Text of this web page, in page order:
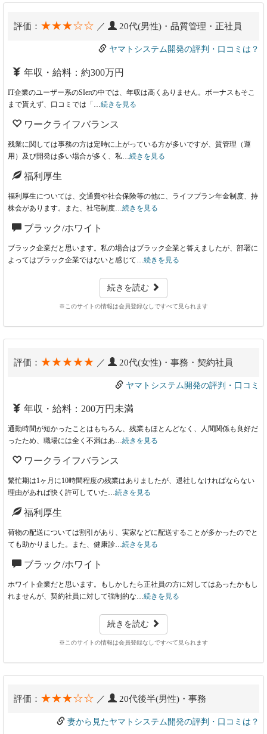
評価： ★★★☆☆ ／ 20代(男性)・品質管理・正社員
ヤマトシステム開発の評判・口コミは？
年収・給料：約300万円
IT企業のユーザー系のSIerの中では、年収は高くありません。ボーナスもそこ
まで貰えず、口コミでは「…続きを見る
ワークライフバランス
残業に関しては事務の方は定時に上がっている方が多いですが、質管理（運
用）及び開発は多い場合が多く、私…続きを見る
福利厚生
福利厚生については、交通費や社会保険等の他に、ライフプラン年金制度、持
株会があります。また、社宅制度…続きを見る
ブラック/ホワイト
ブラック企業だと思います。私の場合はブラック企業と答えましたが、部署に
よってはブラック企業ではないと感じて…続きを見る
続きを読む
※このサイトの情報は会員登録なしですべて見られます
評価： ★★★★★ ／ 20代(女性)・事務・契約社員
ヤマトシステム開発の評判・口コミ
年収・給料：200万円未満
通勤時間が短かったことはもちろん、残業もほとんどなく、人間関係も良好だ
ったため、職場には全く不満はあ…続きを見る
ワークライフバランス
繁忙期は1ヶ月に10時間程度の残業はありましたが、退社しなければならない
理由があれば快く許可していた…続きを見る
福利厚生
荷物の配送については割引があり、実家などに配送することが多かったのでと
ても助かりました。また、健康診…続きを見る
ブラック/ホワイト
ホワイト企業だと思います。もしかしたら正社員の方に対してはあったかもし
れませんが、契約社員に対して強制的な…続きを見る
続きを読む
※このサイトの情報は会員登録なしですべて見られます
評価： ★★★☆☆ ／ 20代後半(男性)・事務
妻から見たヤマトシステム開発の評判・口コミは？